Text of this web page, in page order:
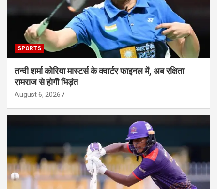
SPORTS
तन्वी शर्मा कोरिया मास्टर्स के क्वार्टर फाइनल में, अब रक्षिता
रामराज से होगी भिड़ंत
August 6, 2026